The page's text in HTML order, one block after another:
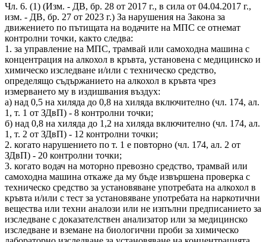
Чл. 6. (1) (Изм. - ДВ, бр. 28 от 2017 г., в сила от 04.04.2017 г.,
изм. - ДВ, бр. 27 от 2023 г.) За нарушения на Закона за
движението по пътищата на водачите на МПС се отнемат
контролни точки, както следва:
1. за управление на МПС, трамвай или самоходна машина с
концентрация на алкохол в кръвта, установена с медицинско и
химическо изследване и/или с техническо средство,
определящо съдържанието на алкохол в кръвта чрез
измерването му в издишвания въздух:
а) над 0,5 на хиляда до 0,8 на хиляда включително (чл. 174, ал.
1, т. 1 от ЗДвП) - 8 контролни точки;
б) над 0,8 на хиляда до 1,2 на хиляда включително (чл. 174, ал.
1, т. 2 от ЗДвП) - 12 контролни точки;
2. когато нарушението по т. 1 е повторно (чл. 174, ал. 2 от
ЗДвП) - 20 контролни точки;
3. когато водач на моторно превозно средство, трамвай или
самоходна машина откаже да му бъде извършена проверка с
техническо средство за установяване употребата на алкохол в
кръвта и/или с тест за установяване употребата на наркотични
вещества или техни аналози или не изпълни предписанието за
изследване с доказателствен анализатор или за медицинско
изследване и вземане на биологични проби за химическо